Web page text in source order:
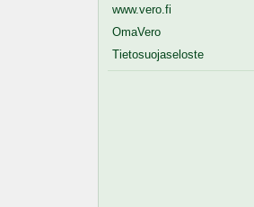
www.vero.fi
OmaVero
Tietosuojaseloste